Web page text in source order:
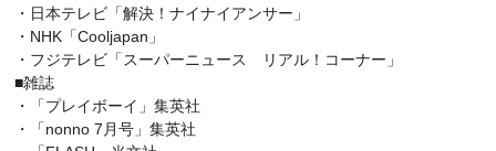
・日本テレビ「解決！ナイナイアンサー」
・NHK「Cooljapan」
・フジテレビ「スーパーニュース リアル！コーナー」
■雑誌
・「プレイボーイ」集英社
・「nonno 7月号」集英社